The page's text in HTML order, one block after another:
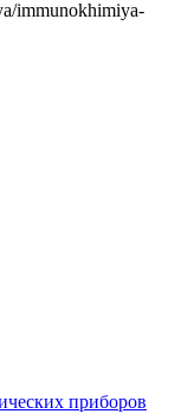
immunokhimiya-
приборов